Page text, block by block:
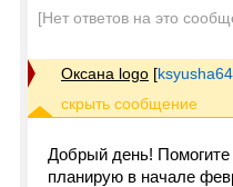
[Нет ответов на это
Оксана logo [
Добрый день! Помогите
планирую в начале